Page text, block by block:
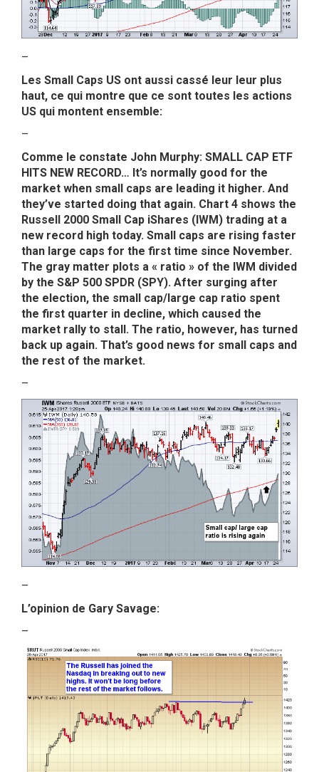
–
Les Small Caps US ont aussi cassé leur leur plus
haut, ce qui montre que ce sont toutes les actions
US qui montent ensemble:
–
Comme le constate John Murphy: SMALL CAP ETF
HITS NEW RECORD… It’s normally good for the
market when small caps are leading it higher. And
they’ve started doing that again. Chart 4 shows the
Russell 2000 Small Cap iShares (IWM) trading at a
new record high today. Small caps are rising faster
than large caps for the first time since November.
The gray matter plots a « ratio » of the IWM divided
by the S&P 500 SPDR (SPY). After surging after
the election, the small cap/large cap ratio spent
the first quarter in decline, which caused the
market rally to stall. The ratio, however, has turned
back up again. That’s good news for small caps and
the rest of the market.
–
–
L’opinion de Gary Savage:
–